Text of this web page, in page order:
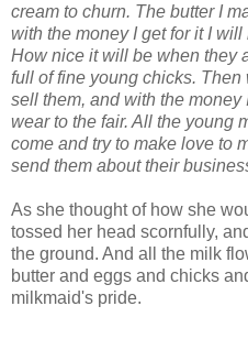
cream to churn. The butter I
with the money I get for it I
How nice it will be when they
full of fine young chicks.
sell them, and with the
wear to the fair. All the young
come and try to make love to
send them about their
As she thought of how she
tossed her head scornfully,
the ground. And all the milk
butter and eggs and chicks
milkmaid's pride.